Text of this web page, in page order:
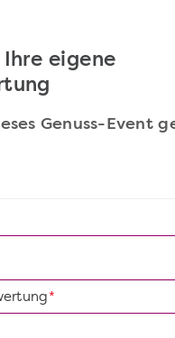
Ihre eigene
Genuss-Event
*